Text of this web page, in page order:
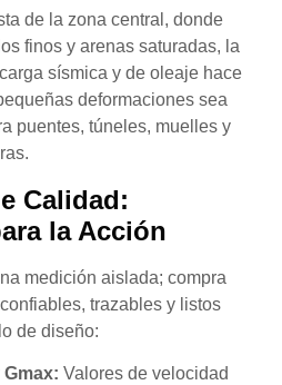
de la zona central, donde
finos y arenas saturadas, la
sísmica y de oleaje hace
deformaciones sea
puentes, túneles, muelles y
Calidad:
la Acción
medición aislada; compra
trazables y listos
de diseño:
Gmax: Valores de velocidad